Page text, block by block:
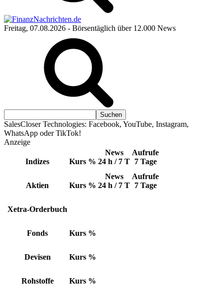
Freitag, 07.08.2026 - Börsentäglich über 12.000 News
SalesCloser Technologies: Facebook, YouTube, Instagram,
WhatsApp oder TikTok!
Anzeige
Indizes Kurs %
News
24 h / 7 T
Aufrufe
7 Tage
Aktien Kurs %
News
24 h / 7 T
Aufrufe
7 Tage
Xetra-Orderbuch
Fonds Kurs %
Devisen Kurs %
Rohstoffe Kurs %